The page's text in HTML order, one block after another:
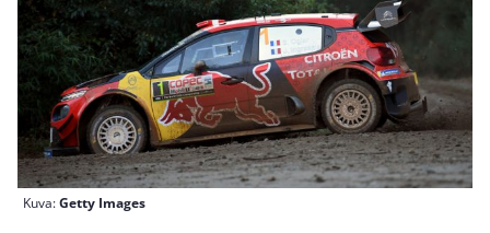
Kuva:Getty Images